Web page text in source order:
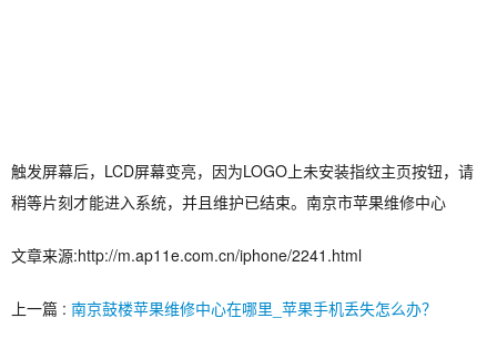
触发屏幕后，LCD屏幕变亮，因为LOGO上未安装指纹主页按钮，请
稍等片刻才能进入系统，并且维护已结束。南京市苹果维修中心
文章来源:http://m.ap11e.com.cn/iphone/2241.html
上一篇 : 南京鼓楼苹果维修中心在哪里_苹果手机丢失怎么办？